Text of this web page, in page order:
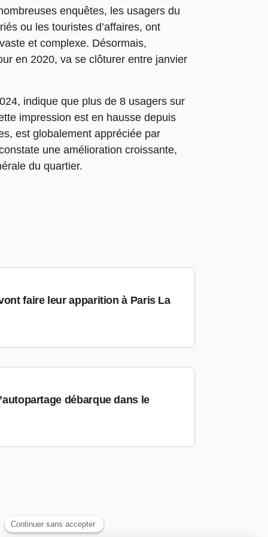
enquêtes, les usagers du
ou les touristes d’affaires, ont
et complexe. Désormais,
en 2020, va se clôturer entre janvier
indique que plus de 8 usagers sur
impression est en hausse depuis
est globalement appréciée par
une amélioration croissante,
du quartier.
faire leur apparition à Paris La
débarque dans le